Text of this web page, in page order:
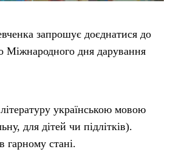
запрошує доєднатися до
Міжнародного дня дарування
українською мовою
для дітей чи підлітків).
гарному стані.